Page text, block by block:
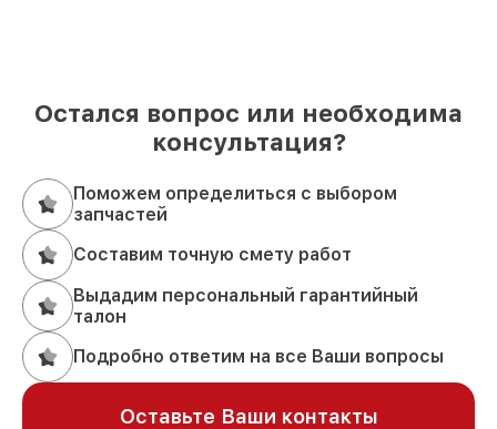
Остался вопрос или необходима
консультация?
Поможем определиться с выбором
запчастей
Составим точную смету работ
Выдадим персональный гарантийный
талон
Подробно ответим на все Ваши вопросы
Оставьте Ваши контакты